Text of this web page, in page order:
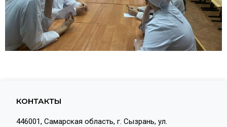
КОНТАКТЫ
446001, Самарская область, г. Сызрань, ул.